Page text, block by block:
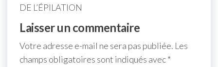
DE L’ÉPILATION
Laisser un commentaire
Votre adresse e-mail ne sera pas publiée. Les
champs obligatoires sont indiqués avec*